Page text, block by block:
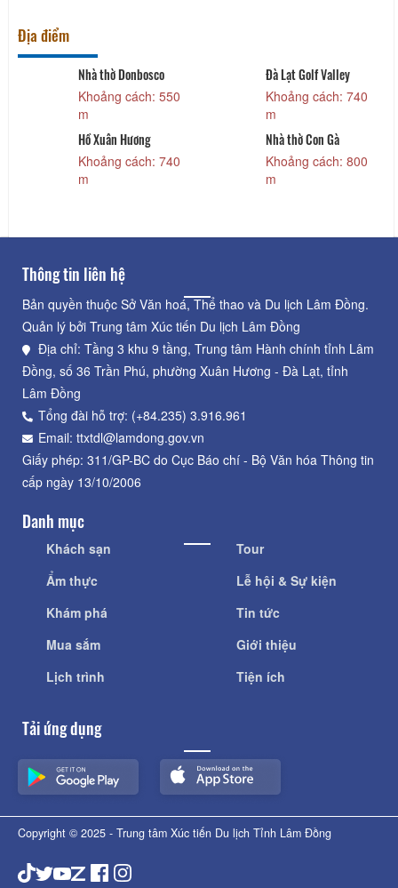
Địa điểm
Nhà thờ Donbosco
Khoảng cách: 550
m
Đà Lạt Golf Valley
Khoảng cách: 740
m
Hồ Xuân Hương
Khoảng cách: 740
m
Nhà thờ Con Gà
Khoảng cách: 800
m
Thông tin liên hệ
Bản quyền thuộc Sở Văn hoá, Thể thao và Du lịch Lâm Đồng.
Quản lý bởi Trung tâm Xúc tiến Du lịch Lâm Đồng
Địa chỉ: Tầng 3 khu 9 tầng, Trung tâm Hành chính tỉnh Lâm
Đồng, số 36 Trần Phú, phường Xuân Hương - Đà Lạt, tỉnh
Lâm Đồng
Tổng đài hỗ trợ: (+84.235) 3.916.961
Email: ttxtdl@lamdong.gov.vn
Giấy phép: 311/GP-BC do Cục Báo chí - Bộ Văn hóa Thông tin
cấp ngày 13/10/2006
Danh mục
Khách sạn
Ẩm thực
Khám phá
Mua sắm
Lịch trình
Tour
Lễ hội & Sự kiện
Tin tức
Giới thiệu
Tiện ích
Tải ứng dụng
Copyright © 2025 - Trung tâm Xúc tiến Du lịch Tỉnh Lâm Đồng